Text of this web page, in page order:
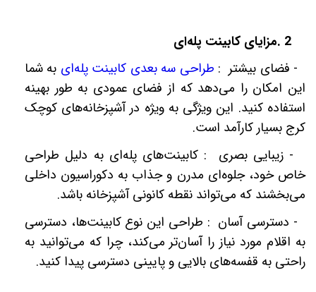
2
.مزایای کابینت پله‌ای
- فضای بیشتر : طراحی سه بعدی کابینت پله‌ای به شما
این امکان را می‌دهد که از فضای عمودی به طور بهینه
استفاده کنید. این ویژگی به ویژه در آشپزخانه‌های کوچک
کرج بسیار کارآمد است.
- زیبایی بصری : کابینت‌های پله‌ای به دلیل طراحی
خاص خود، جلوه‌ای مدرن و جذاب به دکوراسیون داخلی
می‌بخشند که می‌تواند نقطه کانونی آشپزخانه باشد.
- دسترسی آسان : طراحی این نوع کابینت‌ها، دسترسی
به اقلام مورد نیاز را آسان‌تر می‌کند، چرا که می‌توانید به
راحتی به قفسه‌های بالایی و پایینی دسترسی پیدا کنید.